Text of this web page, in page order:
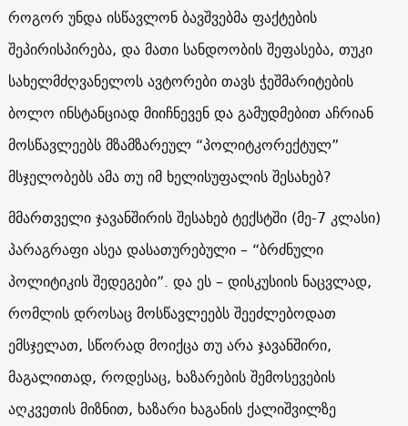
როგორ უნდა ისწავლონ ბავშვებმა ფაქტების
შეპირისპირება, და მათი სანდოობის შეფასება, თუკი
სახელმძღვანელოს ავტორები თავს ჭეშმარიტების
ბოლო ინსტანციად მიიჩნევენ და გამუდმებით აჩრიან
მოსწავლეებს მზამზარეულ “პოლიტკორექტულ”
მსჯელობებს ამა თუ იმ ხელისუფალის შესახებ?
მმართველი ჯავანშირის შესახებ ტექსტში (მე-7 კლასი)
პარაგრაფი ასეა დასათურებული – “ბრძნული
პოლიტიკის შედეგები”. და ეს – დისკუსიის ნაცვლად,
რომლის დროსაც მოსწავლეებს შეეძლებოდათ
ემსჯელათ, სწორად მოიქცა თუ არა ჯავანშირი,
მაგალითად, როდესაც, ხაზარების შემოსევების
აღკვეთის მიზნით, ხაზარი ხაგანის ქალიშვილზე